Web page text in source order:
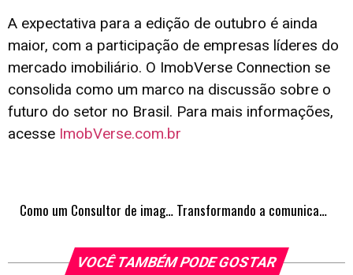
A expectativa para a edição de outubro é ainda
maior, com a participação de empresas líderes do
mercado imobiliário. O ImobVerse Connection se
consolida como um marco na discussão sobre o
futuro do setor no Brasil. Para mais informações,
acesse ImobVerse.com.br
Como um Consultor de imagem está conquistando o coração e o bolso de empresários em todo país Transformando a comunicação estratégica em resultados tangíveis
VOCÊ TAMBÉM PODE GOSTAR